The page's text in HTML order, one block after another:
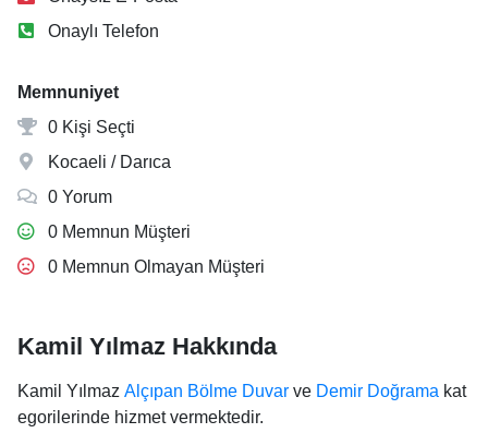
Onaylı Telefon
Memnuniyet
0 Kişi Seçti
Kocaeli / Darıca
0 Yorum
0 Memnun Müşteri
0 Memnun Olmayan Müşteri
Kamil Yılmaz Hakkında
Kamil Yılmaz Alçıpan Bölme Duvar ve Demir Doğrama kat
egorilerinde hizmet vermektedir.